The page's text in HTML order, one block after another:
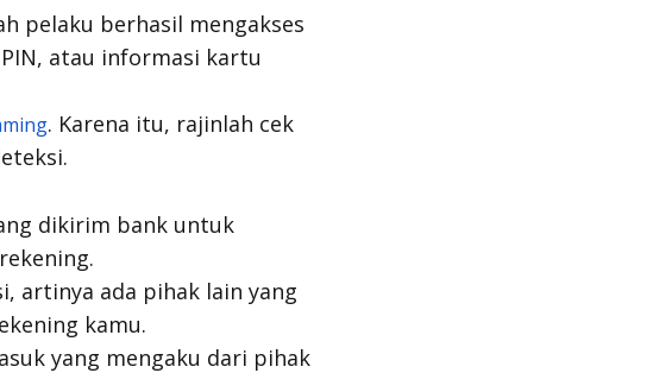
pelaku berhasil mengakses
atau informasi kartu
. Karena itu, rajinlah cek
dikirim bank untuk
artinya ada pihak lain yang
kamu.
yang mengaku dari pihak